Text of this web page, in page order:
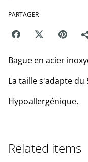
PARTAGER
Bague en acier
La taille s'adapte du
Hypoallergénique.
Related items